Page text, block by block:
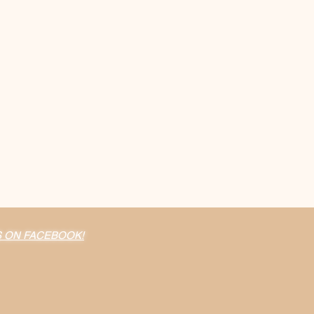
ON FACEBOOK!